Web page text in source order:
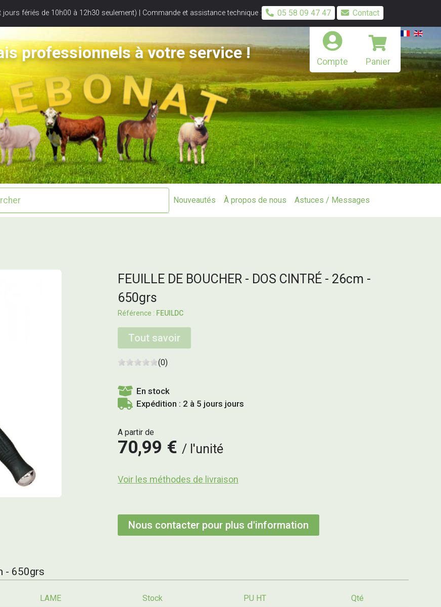
fériés de 10h00 à 12h30 seulement) | Commande et assistance technique : 05 58 09 47 47 Contact
Compte Panier
professionnels à votre service !
Nouveautés À propos de nous Astuces / Messages
FEUILLE DE BOUCHER - DOS CINTRÉ - 26cm -
650grs
FEUILDC
Tout savoir
(0)
En stock
Expédition : 2 à 5 jours jours
A partir de
70,99 € l'unité
Voir les méthodes de livraison
Nous contacter pour plus d'information
- 650grs
LAME Stock PU HT Qté